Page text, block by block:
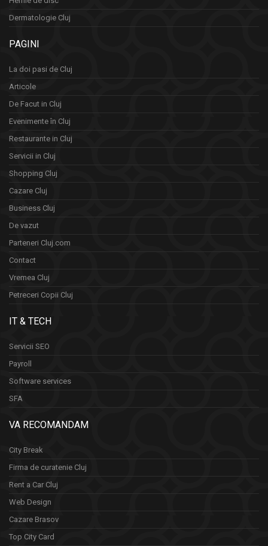
Dermatologie Cluj
PAGINI
La doi pasi de Cluj
Articole
De Facut in Cluj
Evenimente în Cluj
Restaurante in Cluj
Servicii in Cluj
Shopping Cluj
Cazare Cluj
Business Cluj
De vazut
Parteneri Cluj.com
Contact
Vremea Cluj
Petreceri Copii Cluj
IT & TECH
Servicii SEO
Payroll
Software services
SFA
VA RECOMANDAM
City Break
Firma de curatenie Cluj
Rent a Car Cluj
Web Design
Cazare Brasov
Top City Card